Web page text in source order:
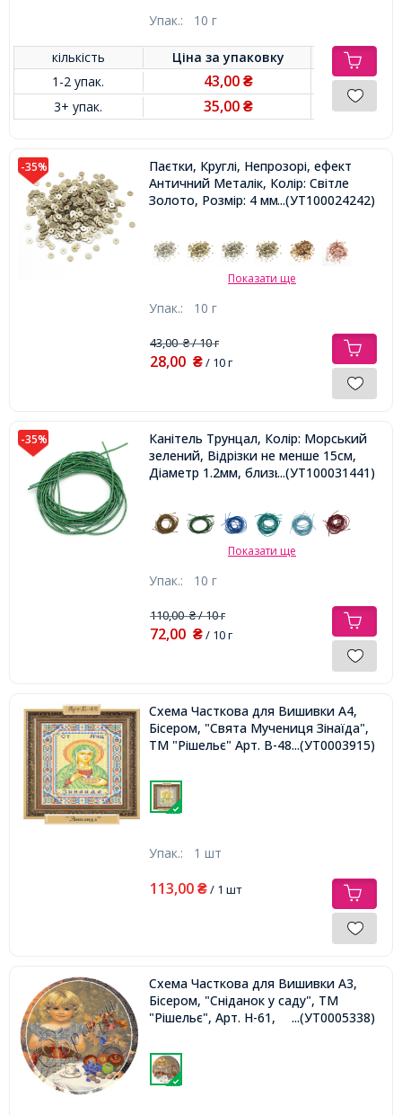
Упак.: 10 г
кількість Ціна заупаковку
1-2 упак.
43,00₴
3+ упак. 35,00₴
-35%
Паєтки, Круглі, Непрозорі, ефект
Античний Металік, Колір: Світле
Золото, Розмір: 4 мм,...(УТ100024242)
Показати ще
Упак.: 10 г
43,00₴/ 10 г
28,00 ₴/ 10 г
-35%
Канітель Трунцал, Колір: Морський
зелений, Відрізки не менше 15см,
Діаметр 1.2мм, близько 445см / 10г,
...(УТ100031441)
Показати ще
Упак.: 10 г
110,00₴/ 10 г
72,00 ₴/ 10 г
Схема Часткова для Вишивки А4,
Бісером, "Свята Мучениця Зінаїда",
ТМ "Рішельє" Арт. В-48....(УТ0003915)
Упак.: 1 шт
113,00 ₴/ 1 шт
Схема Часткова для Вишивки А3,
Бісером, "Сніданок у саду", ТМ
"Рішельє", Арт. Н-61,
...(УТ0005338)